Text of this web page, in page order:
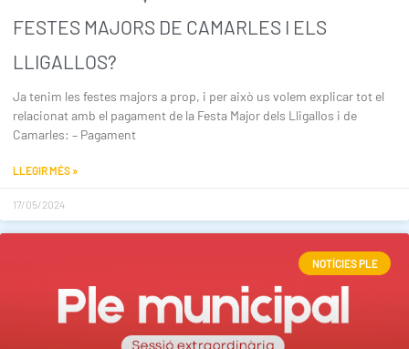
FESTES MAJORS DE CAMARLES I ELS
LLIGALLOS?
Ja tenim les festes majors a prop, i per això us volem explicar tot el
relacionat amb el pagament de la Festa Major dels Lligallos i de
Camarles: – Pagament
LLEGIR MÉS »
17/05/2024
NOTÍCIES PLE